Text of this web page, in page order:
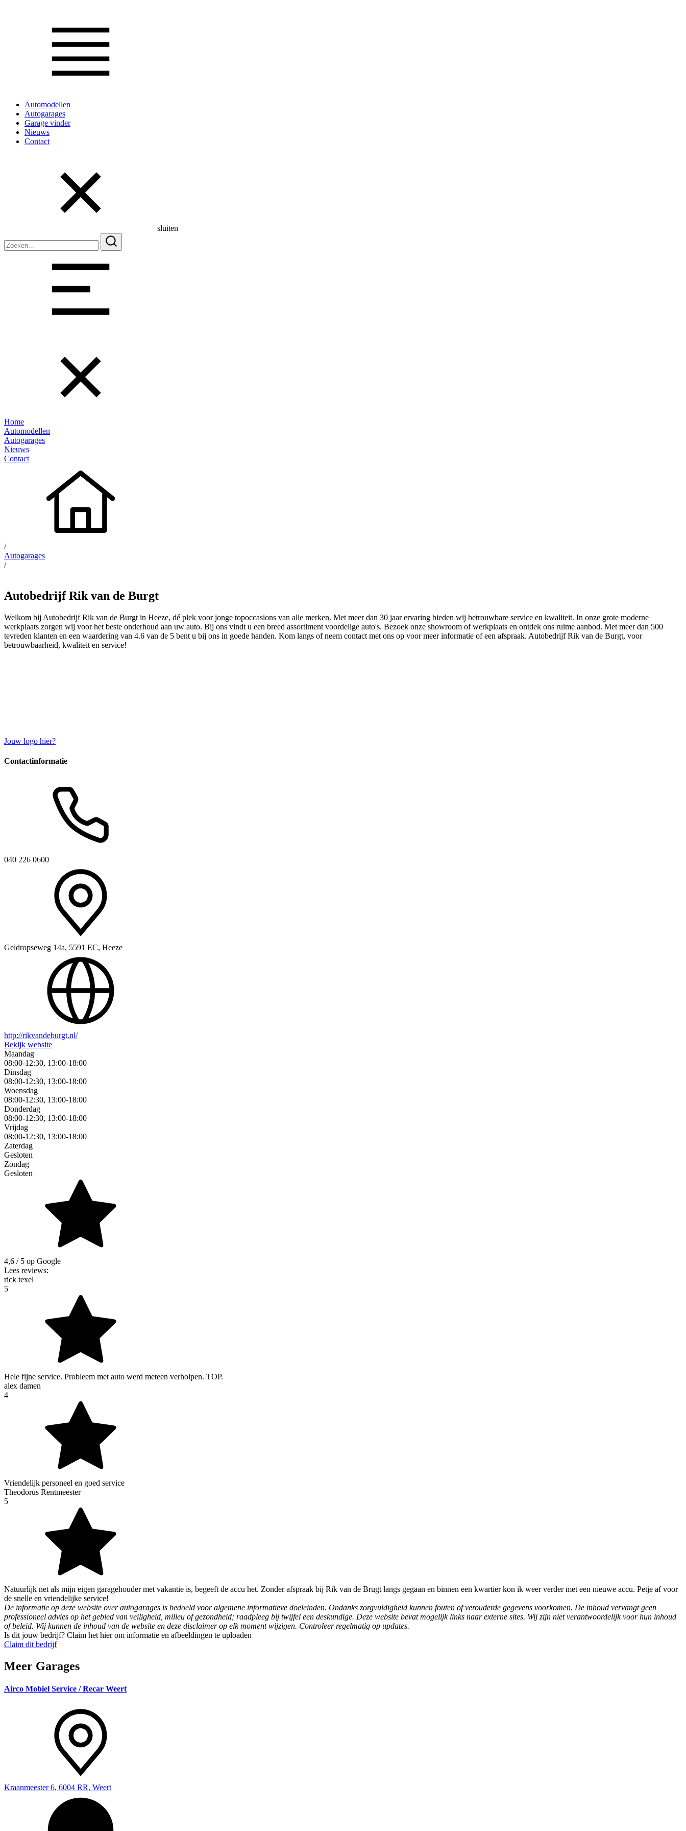
Automodellen
Autogarages
Garage vinder
Nieuws
Contact
sluiten
naar:
Home
Automodellen
Autogarages
Nieuws
Contact
/
Autogarages
/
Autobedrijf Rik van de Burgt
Welkom bij Autobedrijf Rik van de Burgt in Heeze, dé plek voor jonge topoccasions van alle merken. Met meer dan 30 jaar ervaring bieden wij betrouwbare service en kwaliteit. In onze grote moderne
werkplaats zorgen wij voor het beste onderhoud aan uw auto. Bij ons vindt u een breed assortiment voordelige auto's. Bezoek onze showroom of werkplaats en ontdek ons ruime aanbod. Met meer dan 500
tevreden klanten en een waardering van 4.6 van de 5 bent u bij ons in goede handen. Kom langs of neem contact met ons op voor meer informatie of een afspraak. Autobedrijf Rik van de Burgt, voor
betrouwbaarheid, kwaliteit en service!
Jouw logo hier?
Contactinformatie
040 226 0600
Geldropseweg 14a, 5591 EC, Heeze
http://rikvandeburgt.nl/
Bekijk website
Maandag
08:00-12:30, 13:00-18:00
Dinsdag
08:00-12:30, 13:00-18:00
Woensdag
08:00-12:30, 13:00-18:00
Donderdag
08:00-12:30, 13:00-18:00
Vrijdag
08:00-12:30, 13:00-18:00
Zaterdag
Gesloten
Zondag
Gesloten
4,6 / 5 op Google
Lees reviews:
rick texel
5
Hele fijne service. Probleem met auto werd meteen verholpen. TOP.
alex damen
4
Vriendelijk personeel en goed service
Theodorus Rentmeester
5
Natuurlijk net als mijn eigen garagehouder met vakantie is, begeeft de accu het. Zonder afspraak bij Rik van de Brugt langs gegaan en binnen een kwartier kon ik weer verder met een nieuwe accu. Petje af voor
de snelle en vriendelijke service!
De informatie op deze website over autogarages is bedoeld voor algemene informatieve doeleinden. Ondanks zorgvuldigheid kunnen fouten of verouderde gegevens voorkomen. De inhoud vervangt geen
professioneel advies op het gebied van veiligheid, milieu of gezondheid; raadpleeg bij twijfel een deskundige. Deze website bevat mogelijk links naar externe sites. Wij zijn niet verantwoordelijk voor hun inhoud
of beleid. Wij kunnen de inhoud van de website en deze disclaimer op elk moment wijzigen. Controleer regelmatig op updates.
Is dit jouw bedrijf? Claim het hier om informatie en afbeeldingen te uploaden
Claim dit bedrijf
Meer Garages
Airco Mobiel Service / Recar Weert
Kraanmeester 6, 6004 RR, Weert